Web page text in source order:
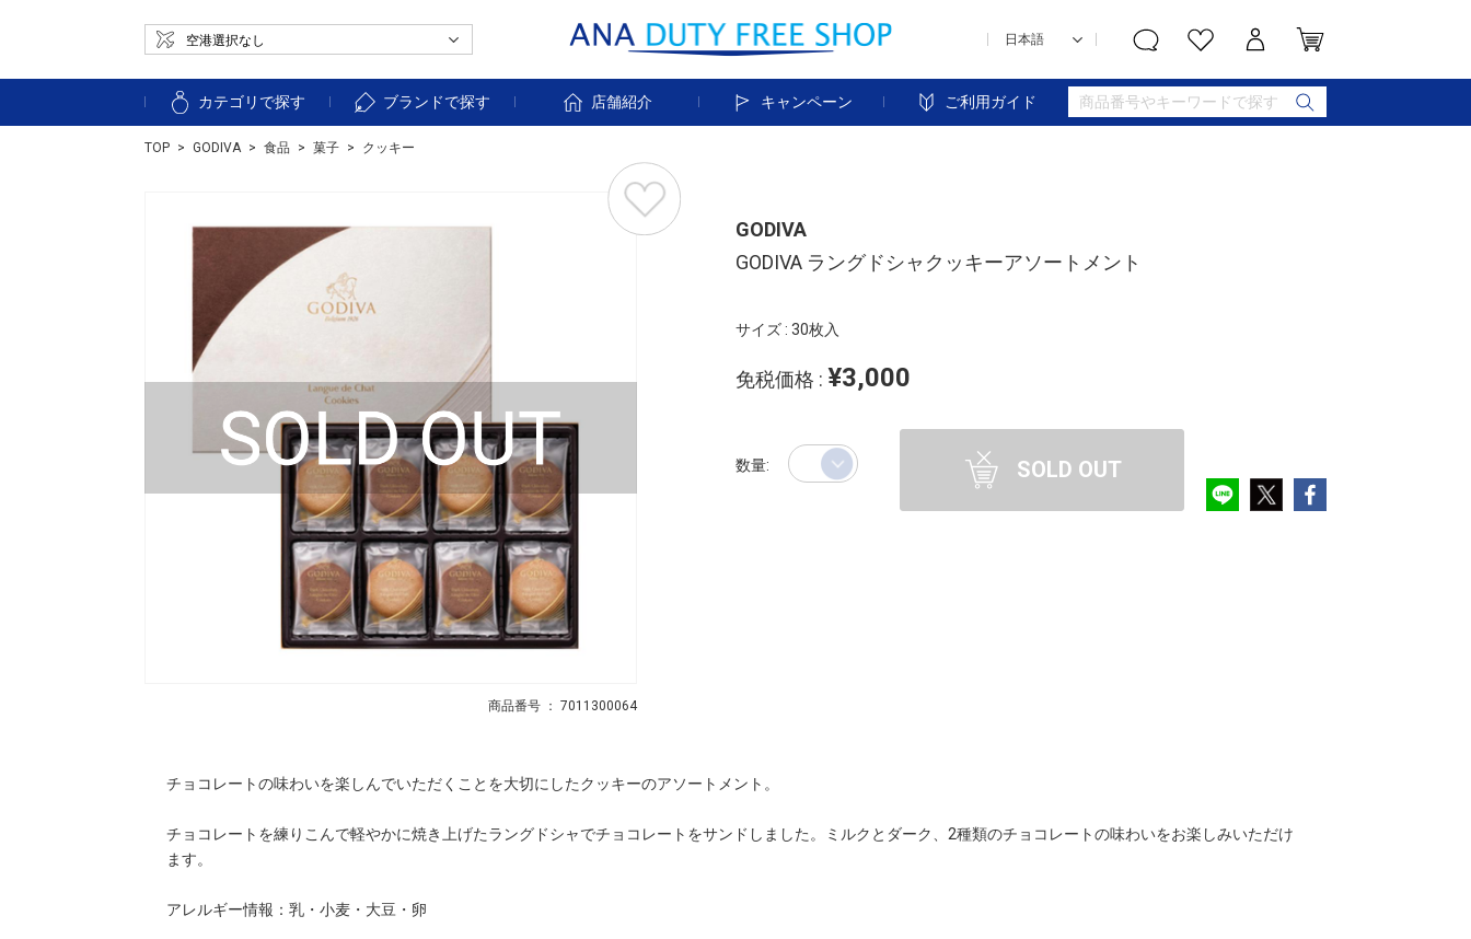
カテゴリで探す ブランドで探す 店舗紹介 キャンペーン ご利用ガイド
TOP GODIVA 食品 菓子 クッキー
商品番号 ： 7011300064
GODIVA
GODIVA ラングドシャクッキーアソートメント
サイズ : 30枚入
免税価格 : ¥3,000
数量: SOLD OUT
チョコレートの味わいを楽しんでいただくことを大切にしたクッキーのアソートメント。
チョコレートを練りこんで軽やかに焼き上げたラングドシャでチョコレートをサンドしました。ミルクとダーク、2種類のチョコレートの味わいをお楽しみいただけ
ます。
アレルギー情報：乳・小麦・大豆・卵